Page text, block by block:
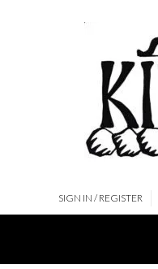
SIGN IN / REGISTER